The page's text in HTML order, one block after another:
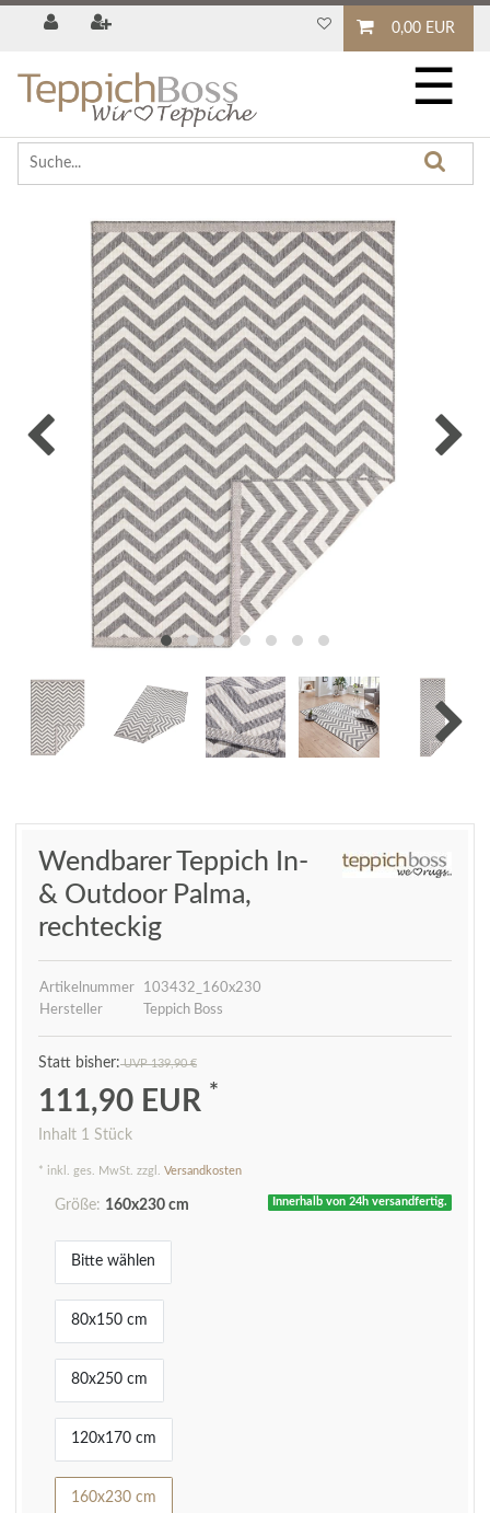
0,00 EUR
☰
Wendbarer Teppich In-
& Outdoor Palma,
rechteckig
Artikelnummer
103432_160x230
Hersteller
Teppich Boss
UVP 139,90 €
111,90 EUR *
Inhalt 1 Stück
* inkl. ges. MwSt. zzgl. Versandkosten
Innerhalb von 24h versandfertig.
Größe: 160x230 cm
Bitte wählen
80x150 cm
80x250 cm
120x170 cm
160x230 cm